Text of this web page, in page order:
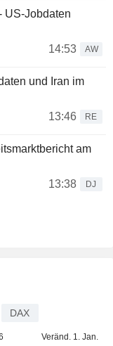
US-Jobdaten
14:53
AW
und Iran im
13:46
RE
am
13:38
DJ
DAX
Veränd. 1. Jan.